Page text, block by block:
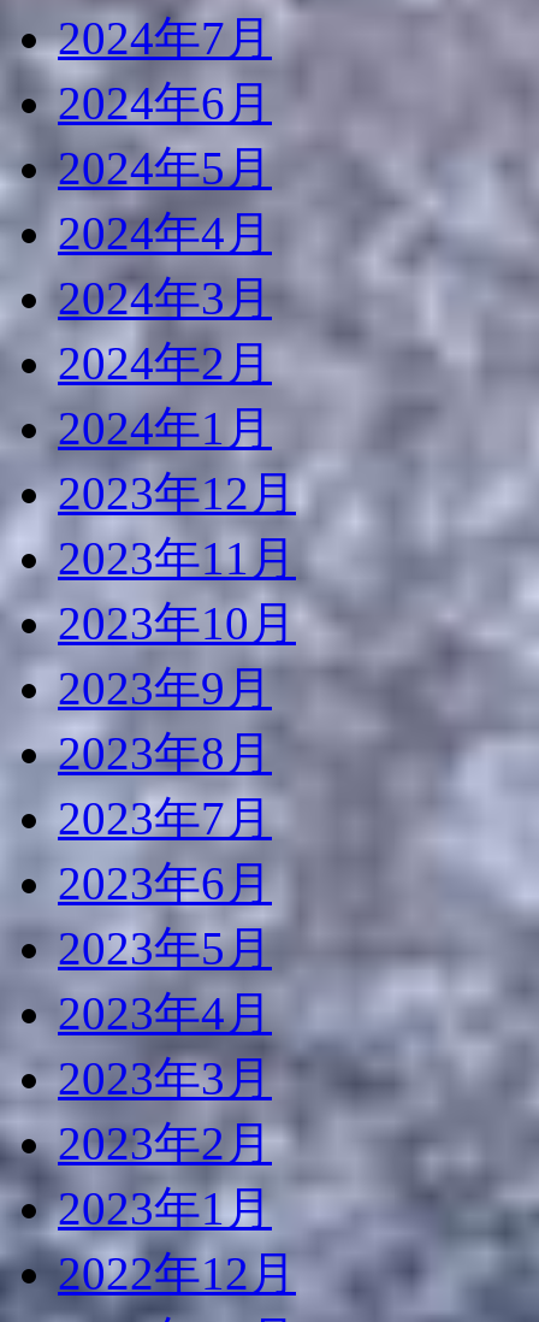
2024年7月
2024年6月
2024年5月
2024年4月
2024年3月
2024年2月
2024年1月
2023年12月
2023年11月
2023年10月
2023年9月
2023年8月
2023年7月
2023年6月
2023年5月
2023年4月
2023年3月
2023年2月
2023年1月
2022年12月